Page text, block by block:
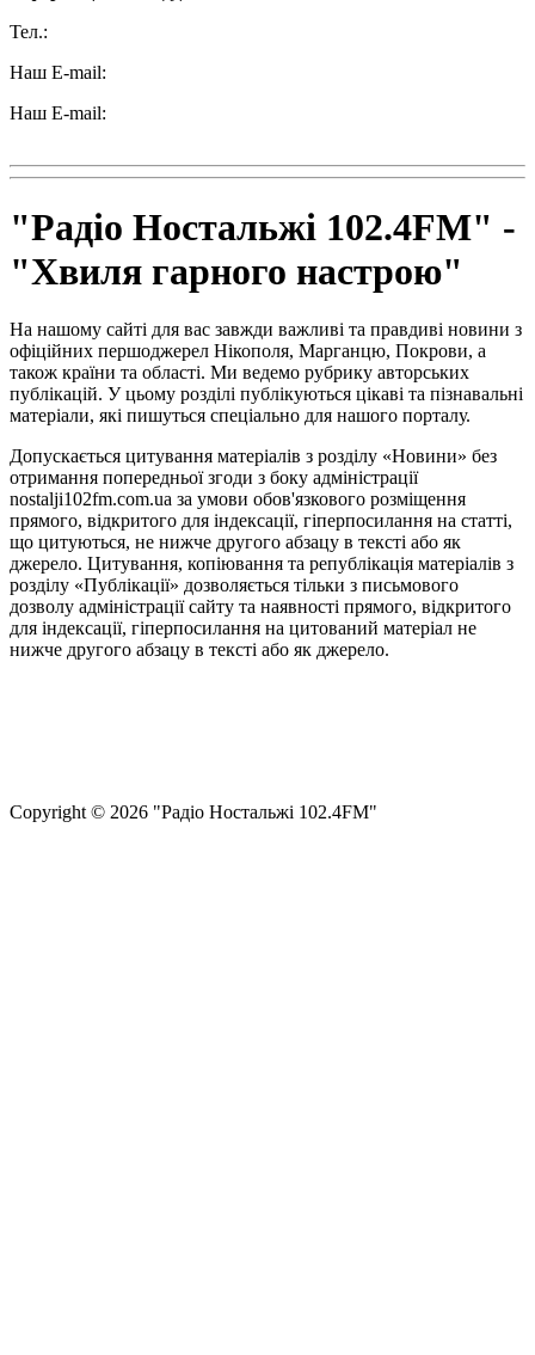
Тел.:
Наш E-mail:
Наш E-mail:
"Радіо Ностальжі 102.4FM" -
"Хвиля гарного настрою"
На нашому сайті для вас завжди важливі та правдиві новини з
офіційних першоджерел Нікополя, Марганцю, Покрови, а
також країни та області. Ми ведемо рубрику авторських
публікацій. У цьому розділі публікуються цікаві та пізнавальні
матеріали, які пишуться спеціально для нашого порталу.
Допускається цитування матеріалів з розділу «Новини» без
отримання попередньої згоди з боку адміністрації
nostalji102fm.com.ua за умови обов'язкового розміщення
прямого, відкритого для індексації, гіперпосилання на статті,
що цитуються, не нижче другого абзацу в тексті або як
джерело. Цитування, копіювання та републікація матеріалів з
розділу «Публікації» дозволяється тільки з письмового
дозволу адміністрації сайту та наявності прямого, відкритого
для індексації, гіперпосилання на цитований матеріал не
нижче другого абзацу в тексті або як джерело.
Сopyright © 2026 "Радіо Ностальжі 102.4FM"